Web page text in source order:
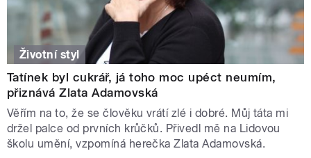
Životní styl
Tatínek byl cukrář, já toho moc upéct neumím,
přiznává Zlata Adamovská
Věřím na to, že se člověku vrátí zlé i dobré. Můj táta mi
držel palce od prvních krůčků. Přivedl mě na Lidovou
školu umění, vzpomíná herečka Zlata Adamovská.